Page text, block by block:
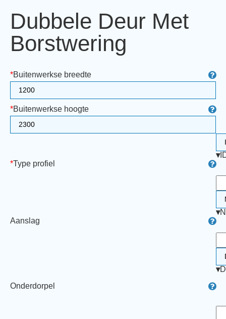
Dubbele Deur Met
Borstwering
*Buitenwerkse breedte
*Buitenwerkse hoogte
*Type profiel
▾
Aanslag
▾
Onderdorpel
▾